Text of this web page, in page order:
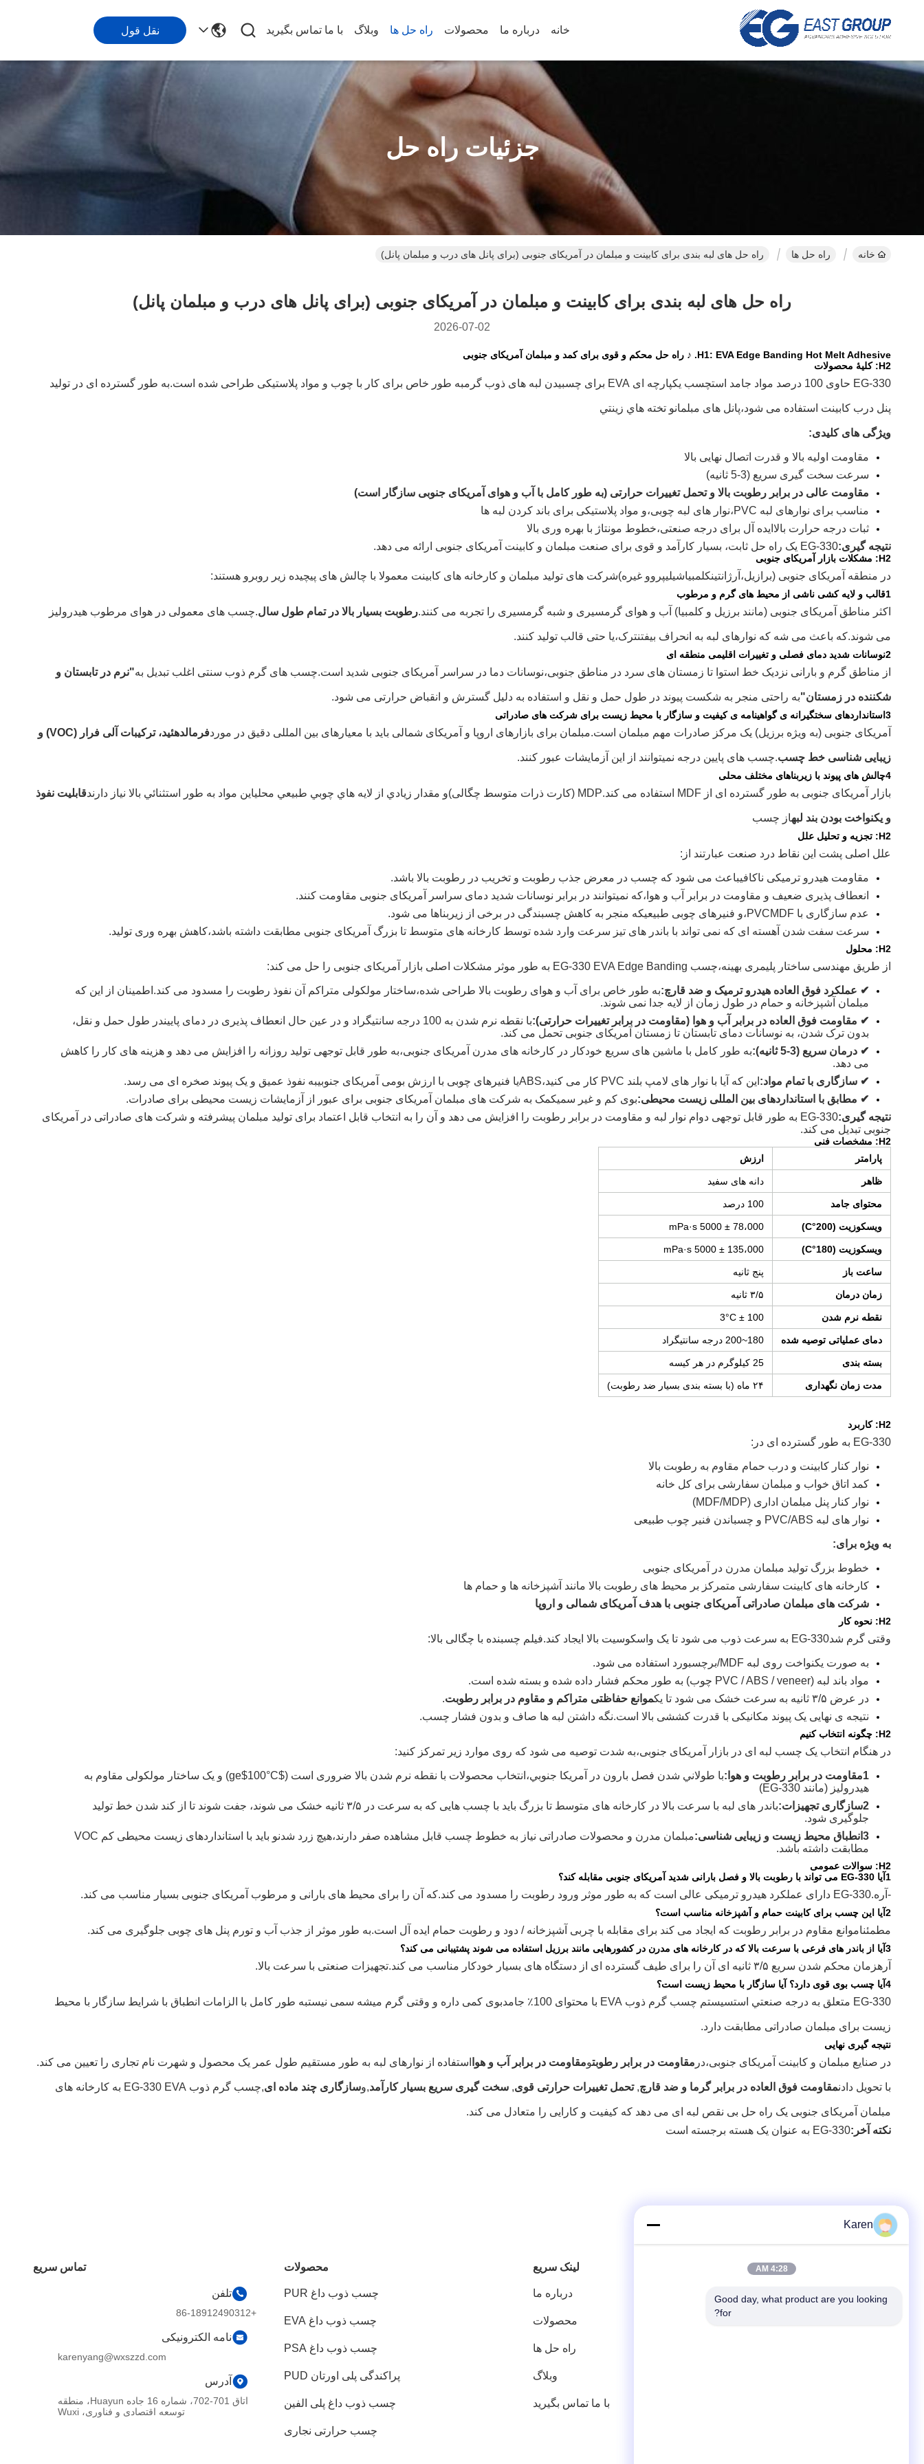
خانه درباره ما محصولات راه حل ها وبلاگ با ما تماس بگیرید نقل قول
جزئیات راه حل
خانه راه حل ها راه حل های لبه بندی برای کابینت و مبلمان در آمریکای جنوبی (برای پانل های درب و مبلمان پانل)
راه حل های لبه بندی برای کابینت و مبلمان در آمریکای جنوبی (برای پانل های درب و مبلمان پانل)
2026-07-02
H1: EVA Edge Banding Hot Melt Adhesive. ♪ راه حل محکم و قوی برای کمد و مبلمان آمریکای جنوبی
H2: کلیۀ محصولات
EG-330 حاوی 100 درصد مواد جامد است چسب یکپارچه ای EVA برای چسبیدن لبه های ذوب گرم به طور خاص برای کار با چوب و مواد پلاستیکی طراحی شده است.به طور گسترده ای در تولید
پنل درب کابینت استفاده می شود،پانل های مبلمانو تخته هاي زينتي
ویژگی های کلیدی:
مقاومت اولیه بالا و قدرت اتصال نهایی بالا
سرعت سخت گیری سریع (3-5 ثانیه)
مقاومت عالی در برابر رطوبت بالا و تحمل تغییرات حرارتی (به طور کامل با آب و هوای آمریکای جنوبی سازگار است)
مناسب برای نوارهای لبه PVC،
نوار های لبه چوبی،و مواد پلاستیکی برای باند کردن لبه ها
ثبات درجه حرارت بالا ایده آل برای درجه صنعتی،خطوط مونتاژ با بهره وری بالا
نتیجه گیری:EG-330 یک راه حل ثابت، بسیار کارآمد و قوی برای صنعت مبلمان و کابینت آمریکای جنوبی ارائه می دهد.
H2: مشکلات بازار آمریکای جنوبی
در منطقه آمریکای جنوبی (برازیل، آرژانتینکلمبیاشیلیپروو غیره)شرکت های تولید مبلمان و کارخانه های کابینت معمولا با چالش های پیچیده زیر روبرو هستند:
1قالب و لایه کشی ناشی از محیط های گرم و مرطوب
اکثر مناطق آمریکای جنوبی (مانند برزیل و کلمبیا) آب و هوای گرمسیری و شبه گرمسیری را تجربه می کنند.رطوبت بسیار بالا در تمام طول سال.چسب های معمولی در هوای مرطوب هیدرولیز
می شوند.که باعث می شه که نوارهای لبه به انحراف بیفتنترک،یا حتی قالب تولید کنند.
2نوسانات شدید دمای فصلی و تغییرات اقلیمی منطقه ای
از مناطق گرم و بارانی نزدیک خط استوا تا زمستان های سرد در مناطق جنوبی،نوسانات دما در سراسر آمریکای جنوبی شدید است.چسب های گرم ذوب سنتی اغلب تبدیل به"نرم در تابستان و
شکننده در زمستان"به راحتی منجر به شکست پیوند در طول حمل و نقل و استفاده به دلیل گسترش و انقباض حرارتی می شود.
3استانداردهای سختگیرانه ی گواهینامه ی کیفیت و سازگار با محیط زیست برای شرکت های صادراتی
آمریکای جنوبی (به ویژه برزیل) یک مرکز صادرات مهم مبلمان است.مبلمان برای بازارهای اروپا و آمریکای شمالی باید با معیارهای بین المللی دقیق در مورد فرمالدهئید، ترکیبات آلی فرار (VOC) و
زیبایی شناسی خط چسب.چسب های پایین درجه نمیتوانند از این آزمایشات عبور کنند.
4چالش های پیوند با زیربناهای مختلف محلی
بازار آمریکای جنوبی به طور گسترده ای از MDF استفاده می کند. MDP (کارت ذرات متوسط چگالی) و مقدار زيادي از لايه هاي چوبي طبيعي محلياين مواد به طور استثنائي بالا نياز دارندقابلیت نفوذ
و یکنواخت بودن بند لبهاز چسب
H2: تجزیه و تحلیل علل
علل اصلی پشت این نقاط درد صنعت عبارتند از:
مقاومت هیدرو ترمیکی ناکافیباعث می شود که چسب در معرض جذب رطوبت و تخریب در رطوبت بالا باشد.
انعطاف پذیری ضعیف و مقاومت در برابر آب و هوا،که نمیتوانند در برابر نوسانات شدید دمای سراسر آمریکای جنوبی مقاومت کنند.
عدم سازگاری با PVC MDF، و فنیرهای چوبی طبیعیکه منجر به کاهش چسبندگی در برخی از زیربناها می شود.
سرعت سفت شدن آهسته ای که نمی تواند با باندر های تیز سرعت وارد شده توسط کارخانه های متوسط تا بزرگ آمریکای جنوبی مطابقت داشته باشد،کاهش بهره وری تولید.
H2: محلول
از طریق مهندسی ساختار پلیمری بهینه،چسب EG-330 EVA Edge Banding به طور موثر مشکلات اصلی بازار آمریکای جنوبی را حل می کند:
✔ عملکرد فوق العاده هیدرو ترمیک و ضد قارچ:به طور خاص برای آب و هوای رطوبت بالا طراحی شده،ساختار مولکولی متراکم آن نفوذ رطوبت را مسدود می کند. اطمینان از این که
مبلمان آشپزخانه و حمام در طول زمان از لایه جدا نمی شوند.
✔ مقاومت فوق العاده در برابر آب و هوا (مقاومت در برابر تغییرات حرارتی):با نقطه نرم شدن به 100 درجه سانتیگراد و در عین حال انعطاف پذیری در دمای پایین
در طول حمل و نقل،
بدون ترک شدن، به نوسانات دمای تابستان تا زمستان آمریکای جنوبی تحمل می کند.
✔ درمان سریع (3-5 ثانیه):
به طور کامل با ماشین های سریع خودکار در کارخانه های مدرن آمریکای جنوبی،به طور قابل توجهی تولید روزانه را افزایش می دهد و هزینه های کار را کاهش
می دهد.
✔ سازگاری با تمام مواد: این که آیا با نوار های لامپ بلند PVC کار می کنید، ABSیا فنیرهای چوبی با ارزش بومی آمریکای جنوبیبه نفوذ عمیق و یک پیوند صخره ای می رسد.
✔ مطابق با استانداردهای بین المللی زیست محیطی:بوی کم و غیر سمیکمک به شرکت های مبلمان آمریکای جنوبی برای عبور از آزمایشات زیست محیطی برای صادرات.
نتیجه گیری:
EG-330 به طور قابل توجهی دوام نوار لبه و مقاومت در برابر رطوبت را افزایش می دهد و آن را به انتخاب قابل اعتماد برای تولید مبلمان پیشرفته و شرکت های صادراتی در آمریکای
جنوبی تبدیل می کند.
H2: مشخصات فنی
پارامتر
ارزش
ظاهر دانه های سفید
محتوای جامد 100 درصد
ويسکوزيت (200°C) 78،000 ± 5000 mPa·s
ويسکوزيت (180°C) 135،000 ± 5000 mPa·s
ساعت باز پنج ثانیه
زمان درمان ۳/۵ ثانیه
نقطه نرم شدن 100 ± 3°C
دمای عملیاتی توصیه شده 180~200 درجه سانتیگراد
بسته بندی 25 کیلوگرم در هر کیسه
مدت زمان نگهداری ۲۴ ماه (با بسته بندی بسیار ضد رطوبت)
H2: کاربرد
EG-330 به طور گسترده ای در:
نوار کنار کابینت و درب حمام مقاوم به رطوبت بالا
کمد اتاق خواب و مبلمان سفارشی برای کل خانه
نوار کنار پنل مبلمان اداری (MDF/MDP)
نوار های لبه PVC/ABS و چسباندن فنیر چوب طبیعی
به ویژه برای:
خطوط بزرگ تولید مبلمان مدرن در آمریکای جنوبی
کارخانه های کابینت سفارشی متمرکز بر محیط های رطوبت بالا مانند آشپزخانه ها و حمام ها
شرکت های مبلمان صادراتی آمریکای جنوبی با هدف آمریکای شمالی و اروپا
H2: نحوه کار
وقتی گرم شدEG-330 به سرعت ذوب می شود تا یک واسکوسیت بالا ایجاد کند. فیلم چسبنده با چگالی بالا:
به صورت یکنواخت روی لبه MDF/برچسبورد استفاده می شود.
مواد باند لبه (PVC / ABS / veneer چوب) به طور محکم فشار داده شده و بسته شده است.
در عرض ۳/۵ ثانیه به سرعت خشک می شود تا یک
موانع حفاظتی متراکم و مقاوم در برابر رطوبت.
نتیجه ی نهایی یک پیوند مکانیکی با قدرت کششی بالا است.نگه داشتن لبه ها صاف و بدون فشار چسب.
H2: چگونه انتخاب کنیم
در هنگام انتخاب یک چسب لبه ای در بازار آمریکای جنوبی،به شدت توصیه می شود که روی موارد زیر تمرکز کنید:
1مقاومت در برابر رطوبت و هوا: با طولاني شدن فصل بارون در آمريکا جنوبي، انتخاب محصولات با نقطه نرم شدن بالا ضروری است ($ge$
100°C) و یک ساختار مولکولی مقاوم به
هیدرولیز (مانند EG-330)
2سازگاری تجهیزات:
باندر های لبه با سرعت بالا در کارخانه های متوسط تا بزرگ باید با چسب هایی که به سرعت در ۳/۵ ثانیه خشک می شوند، جفت شوند تا از کند شدن خط تولید
جلوگیری شود.
3انطباق محیط زیست و زیبایی شناسی:
مبلمان مدرن و محصولات صادراتی نیاز به خطوط چسب قابل مشاهده صفر دارند،هیچ زرد شدن
و باید با استانداردهای زیست محیطی کم VOC
مطابقت داشته باشد.
H2: سوالات عمومی
1آیا EG-330 می تواند با رطوبت بالا و فصل بارانی شدید آمریکای جنوبی مقابله کند؟
-آره.EG-330 دارای عملکرد هیدرو ترمیکی عالی است که به طور موثر ورود رطوبت را مسدود می کند. که آن را برای محیط های بارانی و مرطوب آمریکای جنوبی بسیار مناسب می کند.
2آیا این چسب برای کابینت حمام و آشپزخانه مناسب است؟
مطمئناموانع مقاوم در برابر رطوبت که ایجاد می کند برای مقابله با چربی آشپزخانه / دود و رطوبت حمام ایده آل است.به طور موثر از جذب آب و تورم پنل های چوبی جلوگیری می کند.
3آیا از باندر های فرعی با سرعت بالا که در کارخانه های مدرن در کشورهایی مانند برزیل استفاده می شوند پشتیبانی می کند؟
آرهزمان محکم شدن سریع ۳/۵ ثانیه ای آن را برای طیف گسترده ای از دستگاه های بسیار خودکار مناسب می کند. تجهیزات صنعتی با سرعت بالا.
4آیا چسب بوی قوی دارد؟ آیا سازگار با محیط زیست است؟
EG-330 متعلق به درجه صنعتي است سیستم چسب گرم ذوب EVA با محتوای 100٪ جامد بوی کمی داره و وقتی گرم میشه سمی نیستبه طور کامل با الزامات انطباق با شرایط سازگار با محیط
زیست برای مبلمان صادراتی مطابقت دارد.
نتیجه گیری نهایی
در صنایع مبلمان و کابینت آمریکای جنوبی،در مقاومت در برابر رطوبتومقاومت در برابر آب و هوا استفاده از نوارهای لبه به طور مستقیم طول عمر یک محصول و شهرت نام تجاری را تعیین می کند.
با تحویل دادنمقاومت فوق العاده در برابر گرما و ضد قارچ, تحمل تغییرات حرارتی قوی, سخت گیری سریع بسیار کارآمد,وسازگاری چند ماده ای, چسب گرم ذوب EG-330 EVA به کارخانه های
مبلمان آمریکای جنوبی یک راه حل بی نقص لبه ای می دهد که کیفیت و کارایی را متعادل می کند.
نکته آخر:EG-330 به عنوان یک هسته برجسته است
لینک سریع
درباره ما
محصولات
راه حل ها
وبلاگ
با ما تماس بگیرید
محصولات
چسب ذوب داغ PUR
چسب ذوب داغ EVA
چسب ذوب داغ PSA
پراکندگی پلی اورتان PUD
چسب ذوب داغ پلی الفین
چسب حرارتی نجاری
تماس سریع
تلفن
+86-18912490312
نامه الکترونیکی
karenyang@wxszzd.com
آدرس
اتاق 701-702، شماره 16 جاده Huayun، منطقه
توسعه اقتصادی و فناوری، Wuxi
Karen
4:28 AM
Good day, what product are you looking
for?